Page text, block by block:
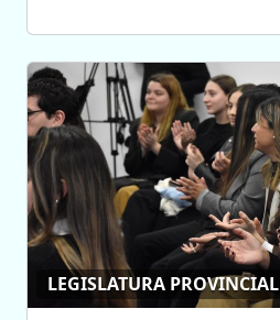
LEGISLATURA PROVINCIAL